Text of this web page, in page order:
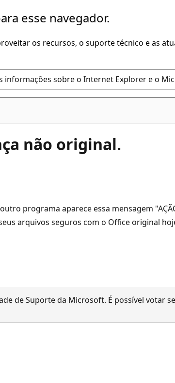
esse navegador.
os recursos, o suporte técnico e as
informações sobre o Internet Explorer e o
não original.
programa aparece essa mensagem
arquivos seguros com o Office original
de Suporte da Microsoft. É possível votar